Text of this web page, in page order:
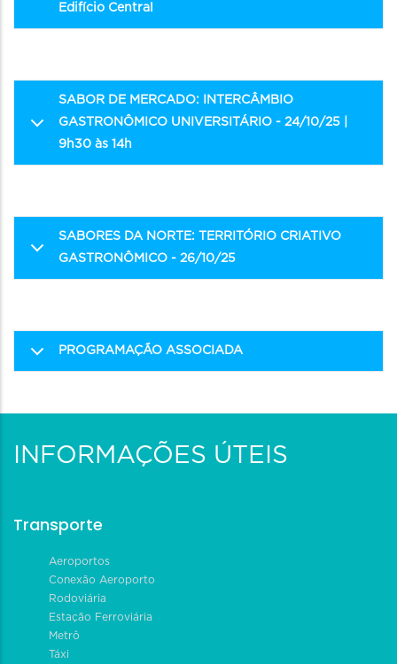
Edifício Central
SABOR DE MERCADO: INTERCÂMBIO
GASTRONÔMICO UNIVERSITÁRIO - 24/10/25 |
9h30 às 14h
SABORES DA NORTE: TERRITÓRIO CRIATIVO
GASTRONÔMICO - 26/10/25
PROGRAMAÇÃO ASSOCIADA
INFORMAÇÕES ÚTEIS
Transporte
Aeroportos
Conexão Aeroporto
Rodoviária
Estação Ferroviária
Metrô
Táxi